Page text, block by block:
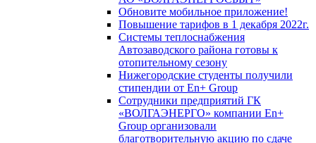
Обновите мобильное приложение!
Повышение тарифов в 1 декабря 2022г.
Системы теплоснабжения
Автозаводского района готовы к
отопительному сезону
Нижегородские студенты получили
стипендии от En+ Group
Сотрудники предприятий ГК
«ВОЛГАЭНЕРГО» компании En+
Group организовали
благотворительную акцию по сдаче